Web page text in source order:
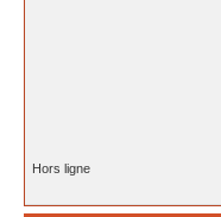
Hors ligne